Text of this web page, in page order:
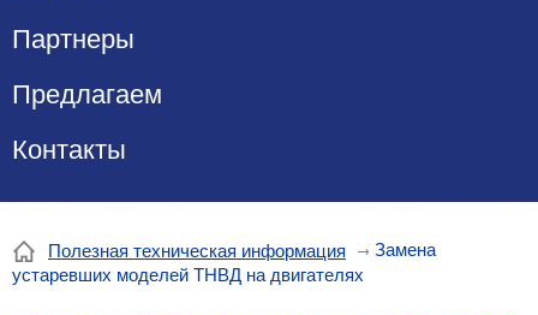
Партнеры
Предлагаем
Контакты
Полезная техническая информация
Замена
устаревших моделей ТНВД на двигателях